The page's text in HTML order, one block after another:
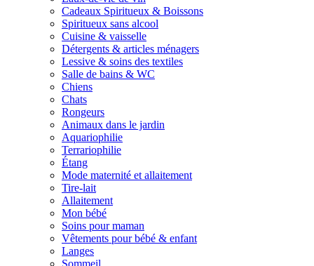
Cadeaux Spiritueux & Boissons
Spiritueux sans alcool
Cuisine & vaisselle
Détergents & articles ménagers
Lessive & soins des textiles
Salle de bains & WC
Chiens
Chats
Rongeurs
Animaux dans le jardin
Aquariophilie
Terrariophilie
Étang
Mode maternité et allaitement
Tire-lait
Allaitement
Mon bébé
Soins pour maman
Vêtements pour bébé & enfant
Langes
Sommeil